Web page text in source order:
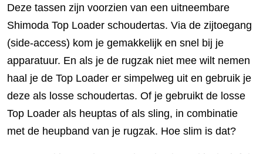
Deze tassen zijn voorzien van een uitneembare
Shimoda Top Loader schoudertas. Via de zijtoegang
(side-access) kom je gemakkelijk en snel bij je
apparatuur. En als je de rugzak niet mee wilt nemen
haal je de Top Loader er simpelweg uit en gebruik je
deze als losse schoudertas. Of je gebruikt de losse
Top Loader als heuptas of als sling, in combinatie
met de heupband van je rugzak. Hoe slim is dat?